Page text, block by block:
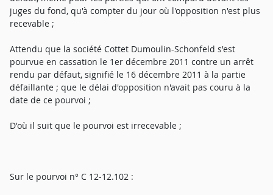
juges du fond, qu'à compter du jour où l'opposition n'est plus
recevable ;
Attendu que la société Cottet Dumoulin-Schonfeld s'est
pourvue en cassation le 1er décembre 2011 contre un arrêt
rendu par défaut, signifié le 16 décembre 2011 à la partie
défaillante ; que le délai d'opposition n'avait pas couru à la
date de ce pourvoi ;
D'où il suit que le pourvoi est irrecevable ;
Sur le pourvoi n° C 12-12.102 :